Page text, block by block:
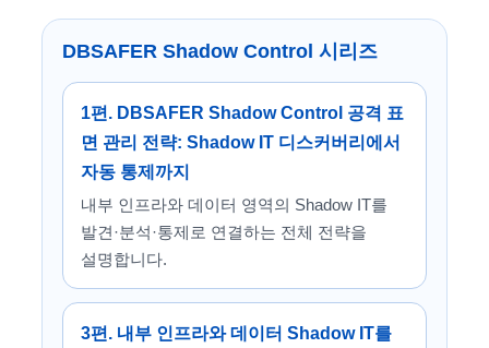
DBSAFER Shadow Control 시리즈
1편. DBSAFER Shadow Control 공격 표
면 관리 전략: Shadow IT 디스커버리에서
자동 통제까지
내부 인프라와 데이터 영역의 Shadow IT를
발견·분석·통제로 연결하는 전체 전략을
설명합니다.
3편. 내부 인프라와 데이터 Shadow IT를